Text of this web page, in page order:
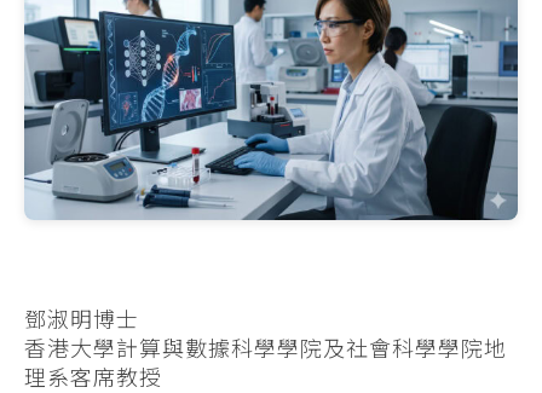
鄧淑明博士
香港大學計算與數據科學學院及社會科學學院地
理系客席教授